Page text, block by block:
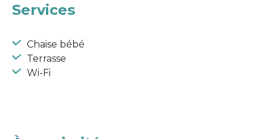
Services
Chaise bébé
Terrasse
Wi-Fi